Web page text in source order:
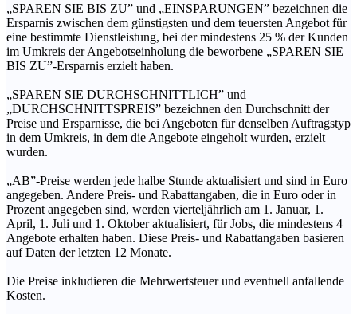
„SPAREN SIE BIS ZU” und „EINSPARUNGEN” bezeichnen die
Ersparnis zwischen dem günstigsten und dem teuersten Angebot für
eine bestimmte Dienstleistung, bei der mindestens 25 % der Kunden
im Umkreis der Angebotseinholung die beworbene „SPAREN SIE
BIS ZU”-Ersparnis erzielt haben.
„SPAREN SIE DURCHSCHNITTLICH” und
„DURCHSCHNITTSPREIS” bezeichnen den Durchschnitt der
Preise und Ersparnisse, die bei Angeboten für denselben Auftragstyp
in dem Umkreis, in dem die Angebote eingeholt wurden, erzielt
wurden.
„AB”-Preise werden jede halbe Stunde aktualisiert und sind in Euro
angegeben. Andere Preis- und Rabattangaben, die in Euro oder in
Prozent angegeben sind, werden vierteljährlich am 1. Januar, 1.
April, 1. Juli und 1. Oktober aktualisiert, für Jobs, die mindestens 4
Angebote erhalten haben. Diese Preis- und Rabattangaben basieren
auf Daten der letzten 12 Monate.
Die Preise inkludieren die Mehrwertsteuer und eventuell anfallende
Kosten.